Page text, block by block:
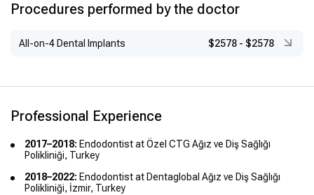
Procedures performed by the doctor
All-on-4 Dental Implants $2578 - $2578
Professional Experience
2017–2018: Endodontist at Özel CTG Ağız ve Diş Sağlığı
Polikliniği, Turkey
2018–2022: Endodontist at Dentaglobal Ağız ve Diş Sağlığı
Polikliniği, İzmir, Turkey